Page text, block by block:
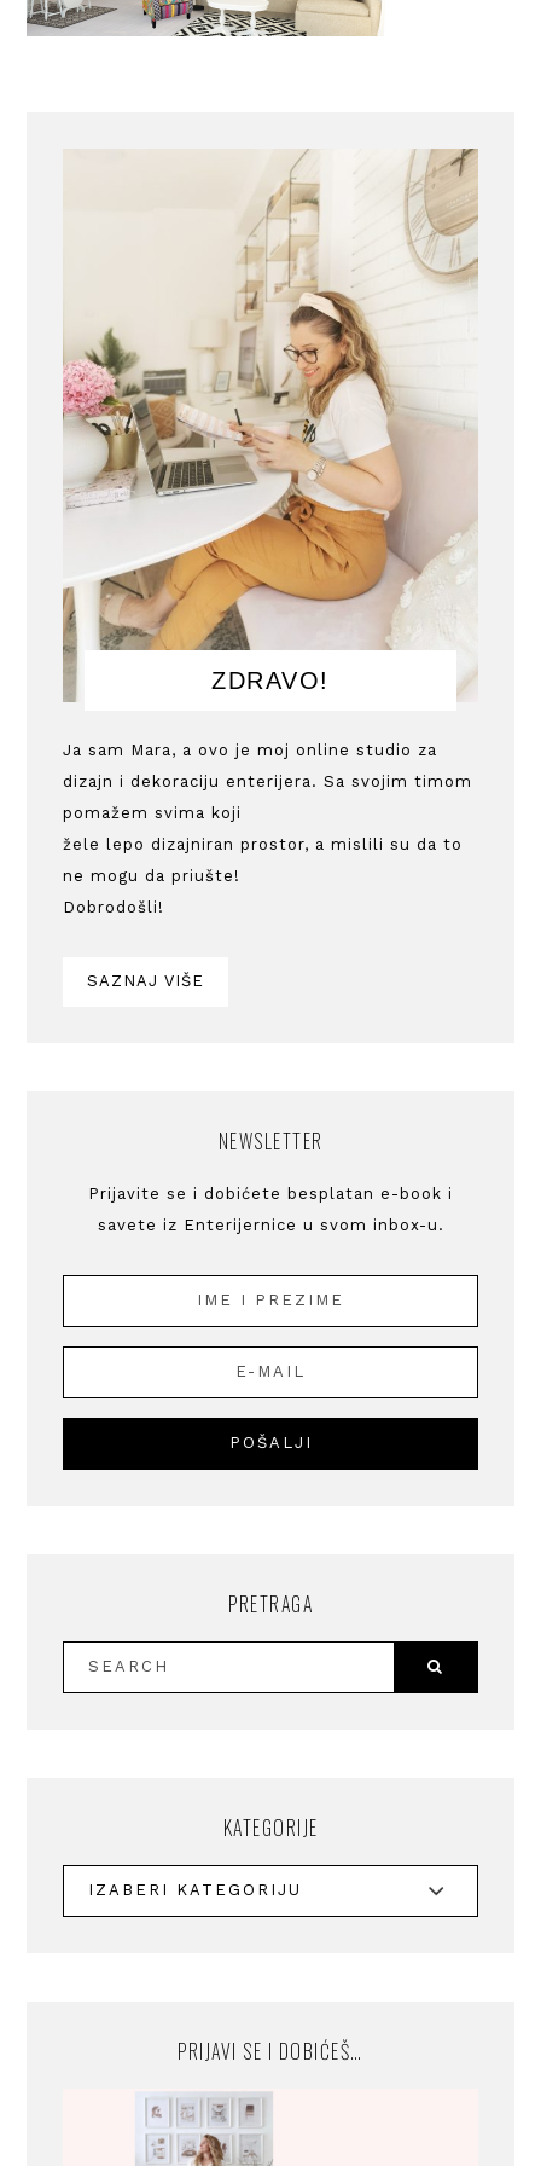
ZDRAVO!
Ja sam Mara, a ovo je moj online studio za
dizajn i dekoraciju enterijera. Sa svojim timom
pomažem svima koji
žele lepo dizajniran prostor, a mislili su da to
ne mogu da priušte!
Dobrodošli!
SAZNAJ VIŠE
NEWSLETTER
Prijavite se i dobićete besplatan e-book i
savete iz Enterijernice u svom inbox-u.
PRETRAGA
KATEGORIJE
PRIJAVI SE I DOBIĆEŠ…